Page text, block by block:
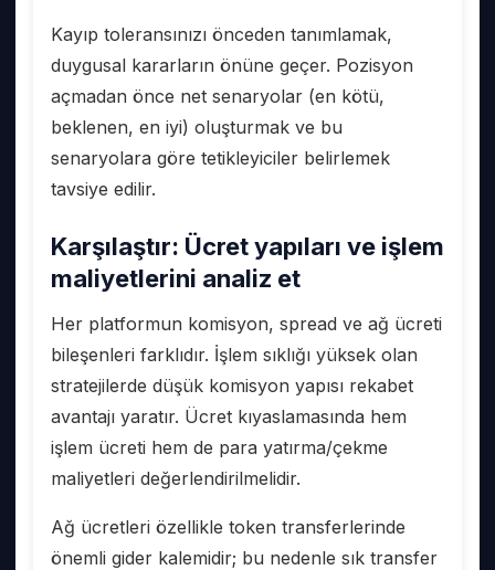
Kayıp toleransınızı önceden tanımlamak,
duygusal kararların önüne geçer. Pozisyon
açmadan önce net senaryolar (en kötü,
beklenen, en iyi) oluşturmak ve bu
senaryolara göre tetikleyiciler belirlemek
tavsiye edilir.
Karşılaştır: Ücret yapıları ve işlem
maliyetlerini analiz et
Her platformun komisyon, spread ve ağ ücreti
bileşenleri farklıdır. İşlem sıklığı yüksek olan
stratejilerde düşük komisyon yapısı rekabet
avantajı yaratır. Ücret kıyaslamasında hem
işlem ücreti hem de para yatırma/çekme
maliyetleri değerlendirilmelidir.
Ağ ücretleri özellikle token transferlerinde
önemli gider kalemidir; bu nedenle sık transfer